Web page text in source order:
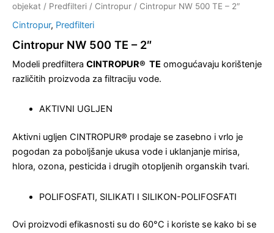
objekat / Predfilteri / Cintropur / Cintropur NW 500 TE – 2″
Cintropur, Predfilteri
Cintropur NW 500 TE – 2″
Modeli predfiltera CINTROPUR® TE omogućavaju korištenje
različitih proizvoda za filtraciju vode.
AKTIVNI UGLJEN
Aktivni ugljen CINTROPUR® prodaje se zasebno i vrlo je
pogodan za poboljšanje ukusa vode i uklanjanje mirisa,
hlora, ozona, pesticida i drugih otopljenih organskih tvari.
POLIFOSFATI, SILIKATI I SILIKON-POLIFOSFATI
Ovi proizvodi efikasnosti su do 60°C i koriste se kako bi se